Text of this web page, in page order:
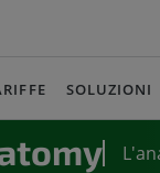
SOLUZIONI